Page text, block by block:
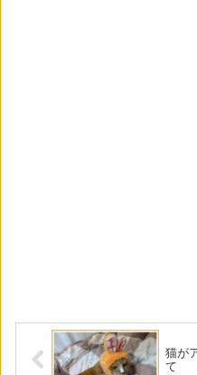
猫が
て